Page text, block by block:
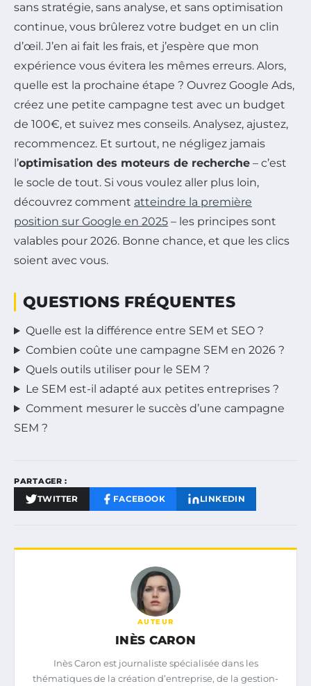
sans stratégie, sans analyse, et sans optimisation
continue, vous brûlerez votre budget en un clin
d’œil. J’en ai fait les frais, et j’espère que mon
expérience vous évitera les mêmes erreurs. Alors,
quelle est la prochaine étape ? Ouvrez Google Ads,
créez une petite campagne test avec un budget
de 100€, et suivez mes conseils. Analysez, ajustez,
recommencez. Et surtout, ne négligez jamais
l’optimisation des moteurs de recherche – c’est
le socle de tout. Si vous voulez aller plus loin,
découvrez comment atteindre la première
position sur Google en 2025 – les principes sont
valables pour 2026. Bonne chance, et que les clics
soient avec vous.
QUESTIONS FRÉQUENTES
Quelle est la différence entre SEM et SEO ?
Combien coûte une campagne SEM en 2026 ?
Quels outils utiliser pour le SEM ?
Le SEM est-il adapté aux petites entreprises ?
Comment mesurer le succès d’une campagne
SEM ?
PARTAGER :
TWITTER FACEBOOK LINKEDIN
AUTEUR
INÈS CARON
Inès Caron est journaliste spécialisée dans les
thématiques de la création d’entreprise, de la gestion-